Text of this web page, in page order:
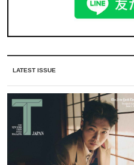
LATEST ISSUE